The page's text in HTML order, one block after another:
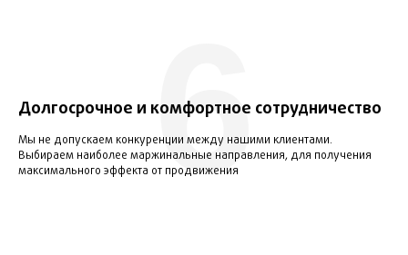
Долгосрочное и комфортное сотрудничество
Мы не допускаем конкуренции между нашими клиентами.
Выбираем наиболее маржинальные направления, для получения
максимального эффекта от продвижения
6
Скриншот моей почты
ПИСЬМА
Вы можете позвонить нашим
клиентам и спросить о